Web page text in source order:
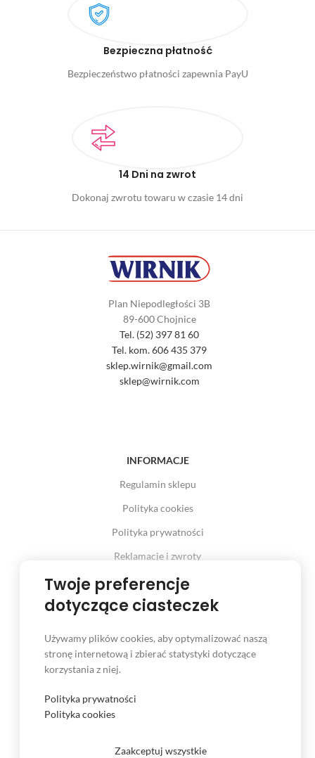
Bezpieczna płatność
Bezpieczeństwo płatności zapewnia PayU
14 Dni na zwrot
Dokonaj zwrotu towaru w czasie 14 dni
Plan Niepodległości 3B
89-600 Chojnice
Tel. (52) 397 81 60
Tel. kom. 606 435 379
sklep.wirnik@gmail.com
sklep@wirnik.com
INFORMACJE
Regulamin sklepu
Polityka cookies
Polityka prywatności
Reklamacje i zwroty
Prawo odstąpienia od umowy
INFORMACJE
Czas i koszt dostawy
Formy płatności
Twoje preferencje
dotyczące ciasteczek
Używamy plików cookies, aby optymalizować naszą
stronę internetową i zbierać statystyki dotyczące
korzystania z niej.
Polityka prywatności
Polityka cookies
Zaakceptuj wszystkie